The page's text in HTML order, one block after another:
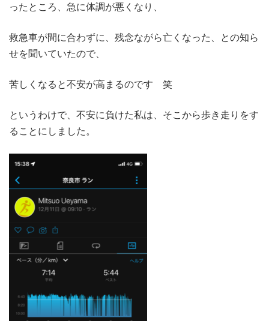
ったところ、急に体調が悪くなり、
救急車が間に合わずに、残念ながら亡くなった、との知ら
せを聞いていたので、
苦しくなると不安が高まるのです 笑
というわけで、不安に負けた私は、そこから歩き走りをす
ることにしました。